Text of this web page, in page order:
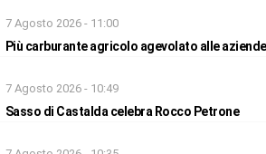
7 Agosto 2026 - 11:00
Più carburante agricolo agevolato alle
7 Agosto 2026 - 10:49
Sasso di Castalda celebra Rocco Petrone